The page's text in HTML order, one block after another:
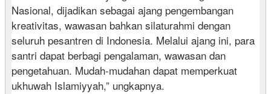
Nasional, dijadikan sebagai ajang pengembangan
kreativitas, wawasan bahkan silaturahmi dengan
seluruh pesantren di Indonesia. Melalui ajang ini, para
santri dapat berbagi pengalaman, wawasan dan
pengetahuan. Mudah-mudahan dapat memperkuat
ukhuwah Islamiyyah,” ungkapnya.